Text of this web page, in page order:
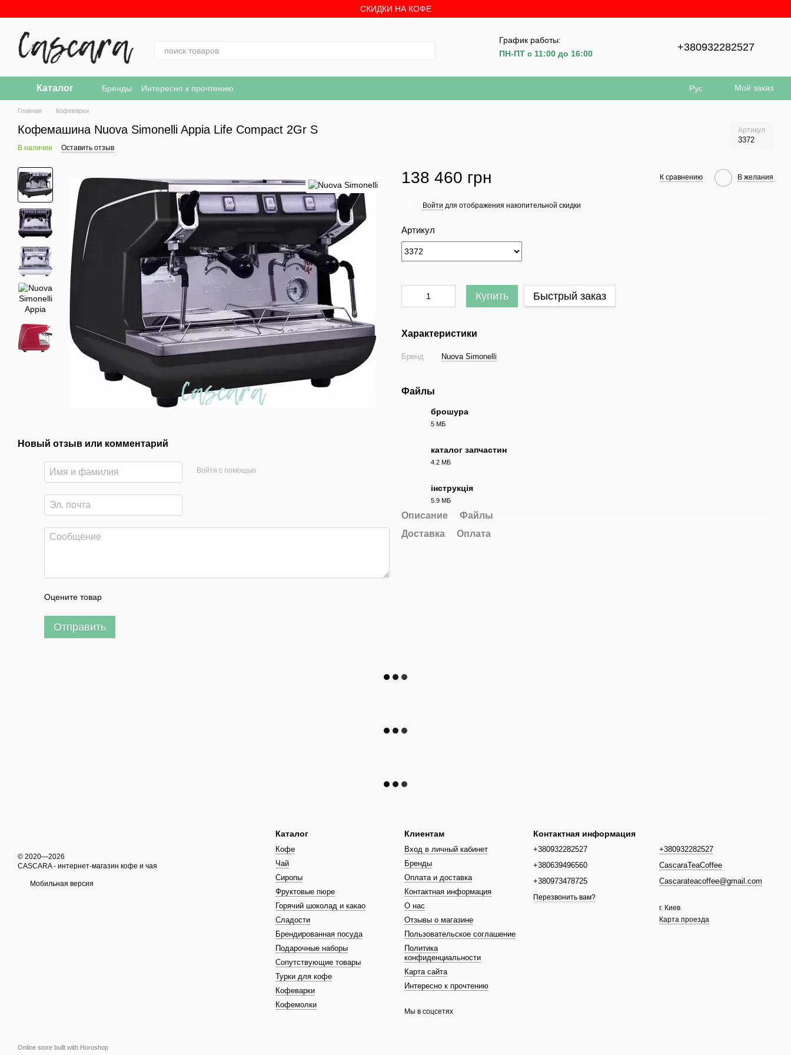
СКИДКИ НА КОФЕ
График работы:
ПН-ПТ с 11:00 до 16:00
+380932282527
Каталог Бренды Интересно к прочтению Рус Мой заказ
Главная Кофеварки
Кофемашина Nuova Simonelli Appia Life Compact 2Gr S Артикул
3372
В наличии Оставить отзыв
Новый отзыв или комментарий
Войти с помощью
Оцените товар
Отправить
138 460 грн К сравнению В желания
Войти для отображения накопительной скидки
Артикул
Купить Быстрый заказ
Характеристики
Бренд Nuova Simonelli
Файлы
брошура
5 МБ
каталог запчастин
4.2 МБ
інструкція
5.9 МБ
Описание
Файлы
Доставка
Оплата
© 2020—2026
CASCARA - интернет-магазин кофе и чая
Мобильная версия
Online store built with Horoshop
Каталог
Кофе
Чай
Сиропы
Фруктовые пюре
Горячий шоколад и какао
Сладости
Брендированная посуда
Подарочные наборы
Сопутствующие товары
Турки для кофе
Кофеварки
Кофемолки
Клиентам
Вход в личный кабинет
Бренды
Оплата и доставка
Контактная информация
О нас
Отзывы о магазине
Пользовательское соглашение
Политика
конфиденциальности
Карта сайта
Интересно к прочтению
Мы в соцсетях
Контактная информация
+380932282527
+380639496560
+380973478725
Перезвонить вам?
+380932282527
CascaraTeaCoffee
Cascarateacoffee@gmail.com
г. Киев
Карта проезда